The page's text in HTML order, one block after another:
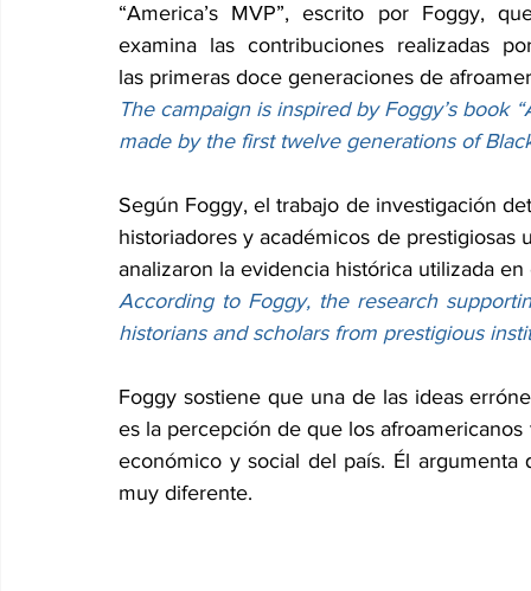
“America’s MVP”, escrito por Foggy,
examina las contribuciones realizadas
las primeras doce generaciones de
The campaign is inspired by Foggy’s book
made by the first twelve generations of
Según Foggy, el trabajo de investigación
historiadores y académicos de prestigiosas
analizaron la evidencia histórica utilizada en
According to Foggy, the research
historians and scholars from prestigious
Foggy sostiene que una de las ideas
es la percepción de que los
económico y social del país. Él
muy diferente.